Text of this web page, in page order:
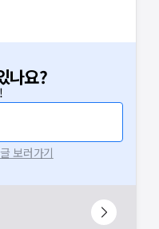
나요?
보러가기